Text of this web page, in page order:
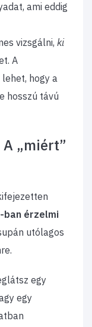
ami eddig
vizsgálni, ki
A
hogy a
hosszú távú
„miért”
ban érzelmi
utólagos
egy
egy